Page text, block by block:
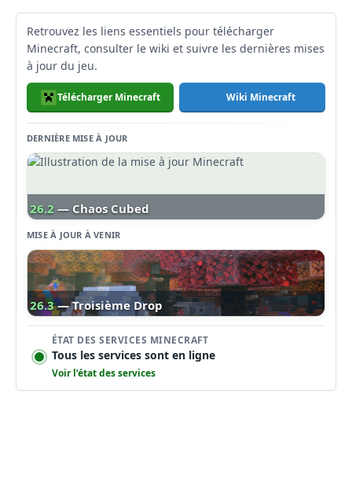
Retrouvez les liens essentiels pour télécharger
Minecraft, consulter le wiki et suivre les dernières mises
à jour du jeu.
Télécharger Minecraft Wiki Minecraft
DERNIÈRE MISE À JOUR
26.2 — Chaos Cubed
MISE À JOUR À VENIR
26.3 — Troisième Drop
ÉTAT DES SERVICES MINECRAFT
Tous les services sont en ligne
Voir l’état des services